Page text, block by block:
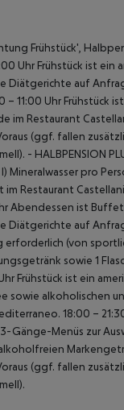
Frühstück',
Uhr Frühstück ist ein
Diätgerichte auf
– 11:00 Uhr Frühstück
im Restaurant
(ggf. fallen
- HALBPENSION
Mineralwasser pro
im Restaurant
Abendessen ist
Diätgerichte auf
(von
sowie 1
Frühstück ist ein
sowie alkoholischen
18:00 –
Gänge-Menüs zur
(ggf. fallen